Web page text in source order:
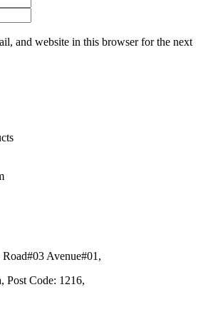
and website in this browser for the next
Avenue#01,
Code: 1216,